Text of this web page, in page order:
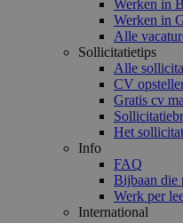
Werken in
Werken in
Alle
Sollicitatietips
Alle
CV
Gratis cv
Het
Info
FAQ
Bijbaan die
Werk per
International